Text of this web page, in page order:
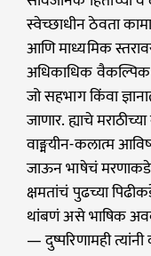
स्वेच्छाधीन ठेवता
आणि माध्यमिक
अधिकाधिक वैकल्पिक
जो सहभाग किंवा
जाणार. ह्याचे
वाङ्मयीन-कलात्म
जाऊन भाषेचं
क्षमतांचं पुढच्या
थांबणं असे भाषिक
— दुष्परिणामही